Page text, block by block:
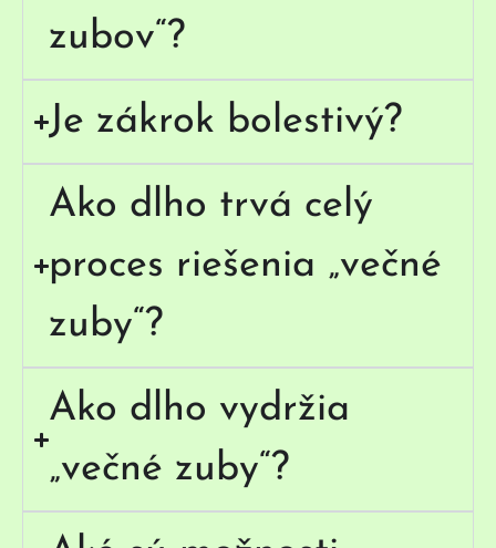
zubov“?
Je zákrok bolestivý?
Ako dlho trvá celý
proces riešenia „večné
zuby“?
Ako dlho vydržia
„večné zuby“?